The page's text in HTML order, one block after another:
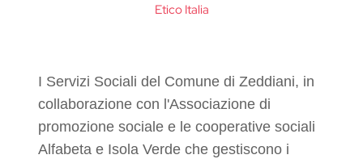
Etico Italia
I Servizi Sociali del Comune di Zeddiani, in
collaborazione con l'Associazione di
promozione sociale e le cooperative sociali
Alfabeta e Isola Verde che gestiscono i